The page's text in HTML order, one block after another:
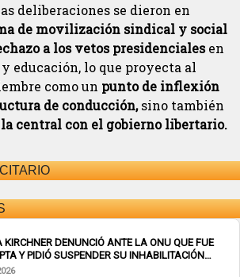
deliberaciones se dieron en
de movilización sindical y social
a los vetos presidencialesen
educación, lo que proyecta al
como un punto de inflexión
de conducción,sino también
central con el gobierno libertario.
KIRCHNER DENUNCIÓ ANTE LA ONU QUE FUE
Y PIDIÓ SUSPENDER SU INHABILITACIÓN